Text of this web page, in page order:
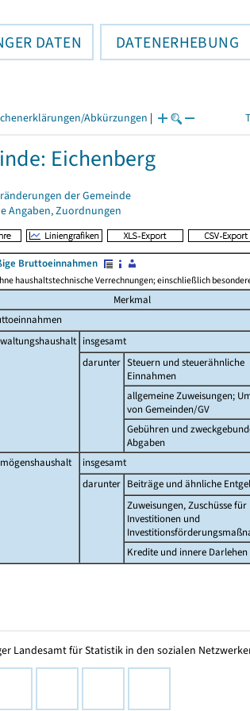
DATEN DATENERHEBUNG
Abkürzungen |
Eichenberg
der Gemeinde
Angaben, Zuordnungen
Bruttoeinnahmen
haushaltstechnische Verrechnungen; einschließlich
Merkmal
insgesamt
darunter Steuern und steuerähnliche
Einnahmen
allgemeine Zuweisungen;
von Gemeinden/GV
Gebühren und
Abgaben
insgesamt
darunter Beiträge und ähnliche
Zuweisungen, Zuschüsse für
Investitionen und
Kredite und innere Darlehen
Landesamt für Statistik in den sozialen